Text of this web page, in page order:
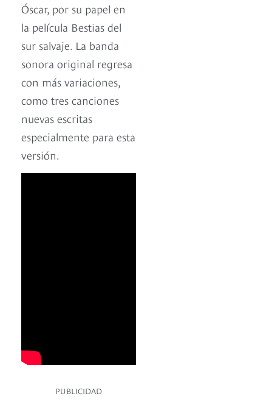
Óscar, por su papel en
la película Bestias del
sur salvaje. La banda
sonora original regresa
con más variaciones,
como tres canciones
nuevas escritas
especialmente para esta
versión.
PUBLICIDAD